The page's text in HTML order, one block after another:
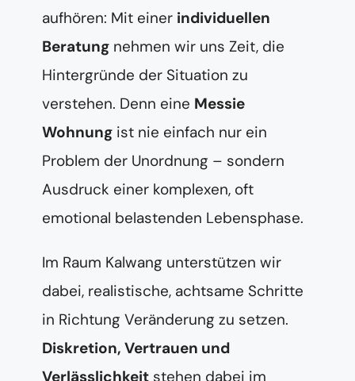
aufhören: Mit einer individuellen
Beratung nehmen wir uns Zeit, die
Hintergründe der Situation zu
verstehen. Denn eine Messie
Wohnung ist nie einfach nur ein
Problem der Unordnung – sondern
Ausdruck einer komplexen, oft
emotional belastenden Lebensphase.
Im Raum Kalwang unterstützen wir
dabei, realistische, achtsame Schritte
in Richtung Veränderung zu setzen.
Diskretion, Vertrauen und
Verlässlichkeit stehen dabei im